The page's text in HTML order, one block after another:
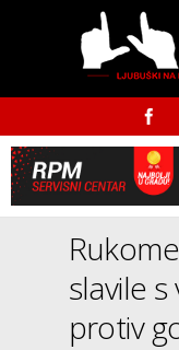
slavile
protiv